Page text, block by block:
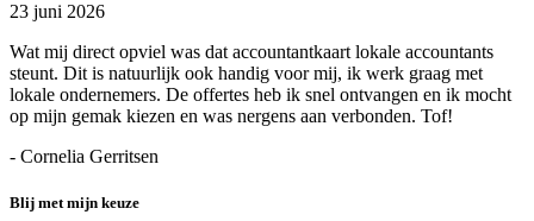
23 juni 2026
Wat mij direct opviel was dat accountantkaart lokale accountants
steunt. Dit is natuurlijk ook handig voor mij, ik werk graag met
lokale ondernemers. De offertes heb ik snel ontvangen en ik mocht
op mijn gemak kiezen en was nergens aan verbonden. Tof!
- Cornelia Gerritsen
Blij met mijn keuze